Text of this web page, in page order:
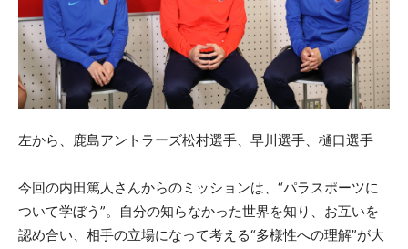
左から、鹿島アントラーズ松村選手、早川選手、樋口選手
今回の内田篤人さんからのミッションは、“パラスポーツに
ついて学ぼう”。自分の知らなかった世界を知り、お互いを
認め合い、相手の立場になって考える“多様性への理解”が大